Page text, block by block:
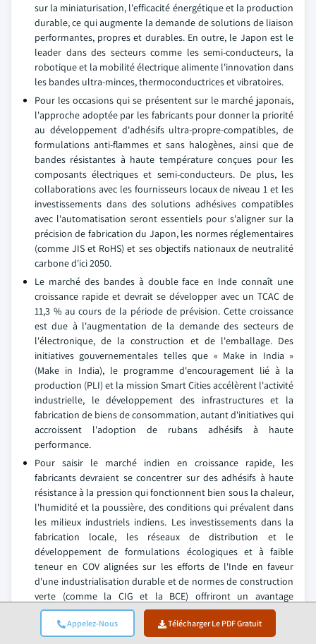
Appelez-Nous Télécharger Le PDF Gratuit
sur la miniaturisation, l'efficacité énergétique et la production
durable, ce qui augmente la demande de solutions de liaison
performantes, propres et durables. En outre, le Japon est le
leader dans des secteurs comme les semi-conducteurs, la
robotique et la mobilité électrique alimente l'innovation dans
les bandes ultra-minces, thermoconductrices et vibratoires.
Pour les occasions qui se présentent sur le marché japonais,
l'approche adoptée par les fabricants pour donner la priorité
au développement d'adhésifs ultra-propre-compatibles, de
formulations anti-flammes et sans halogènes, ainsi que de
bandes résistantes à haute température conçues pour les
composants électriques et semi-conducteurs. De plus, les
collaborations avec les fournisseurs locaux de niveau 1 et les
investissements dans des solutions adhésives compatibles
avec l'automatisation seront essentiels pour s'aligner sur la
précision de fabrication du Japon, les normes réglementaires
(comme JIS et RoHS) et ses objectifs nationaux de neutralité
carbone d'ici 2050.
Le marché des bandes à double face en Inde connaît une
croissance rapide et devrait se développer avec un TCAC de
11,3 % au cours de la période de prévision. Cette croissance
est due à l'augmentation de la demande des secteurs de
l'électronique, de la construction et de l'emballage. Des
initiatives gouvernementales telles que « Make in India »
(Make in India), le programme d'encouragement lié à la
production (PLI) et la mission Smart Cities accélèrent l'activité
industrielle, le développement des infrastructures et la
fabrication de biens de consommation, autant d'initiatives qui
accroissent l'adoption de rubans adhésifs à haute
performance.
Pour saisir le marché indien en croissance rapide, les
fabricants devraient se concentrer sur des adhésifs à haute
résistance à la pression qui fonctionnent bien sous la chaleur,
l'humidité et la poussière, des conditions qui prévalent dans
les milieux industriels indiens. Les investissements dans la
fabrication locale, les réseaux de distribution et le
développement de formulations écologiques et à faible
teneur en COV alignées sur les efforts de l'Inde en faveur
d'une industrialisation durable et de normes de construction
verte (comme la CIG et la BCE) offriront un avantage
concurrentiel important.
L'Amérique latine détenait une part de marché de 11,5% et est en